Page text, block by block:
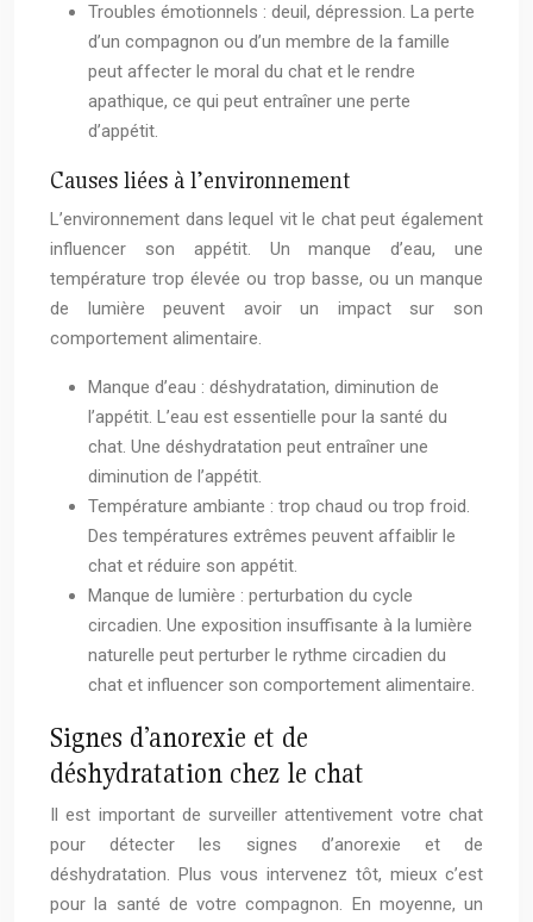
Troubles émotionnels : deuil, dépression. La perte
d’un compagnon ou d’un membre de la famille
peut affecter le moral du chat et le rendre
apathique, ce qui peut entraîner une perte
d’appétit.
Causes liées à l’environnement
L’environnement dans lequel vit le chat peut également
influencer son appétit. Un manque d’eau, une
température trop élevée ou trop basse, ou un manque
de lumière peuvent avoir un impact sur son
comportement alimentaire.
Manque d’eau : déshydratation, diminution de
l’appétit. L’eau est essentielle pour la santé du
chat. Une déshydratation peut entraîner une
diminution de l’appétit.
Température ambiante : trop chaud ou trop froid.
Des températures extrêmes peuvent affaiblir le
chat et réduire son appétit.
Manque de lumière : perturbation du cycle
circadien. Une exposition insuffisante à la lumière
naturelle peut perturber le rythme circadien du
chat et influencer son comportement alimentaire.
Signes d’anorexie et de
déshydratation chez le chat
Il est important de surveiller attentivement votre chat
pour détecter les signes d’anorexie et de
déshydratation. Plus vous intervenez tôt, mieux c’est
pour la santé de votre compagnon. En moyenne, un